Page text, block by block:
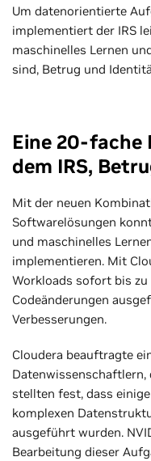
Um datenorientierte
implementiert der IRS
maschinelles Lernen
sind, Betrug und
Eine 20-fache
dem IRS,
Mit der neuen
Softwarelösungen
und maschinelles
implementieren. Mit
Workloads sofort bis
Codeänderungen
Verbesserungen.
Cloudera beauftragte
Datenwissenschaftlern,
stellten fest, dass
komplexen
ausgeführt wurden.
Bearbeitung dieser